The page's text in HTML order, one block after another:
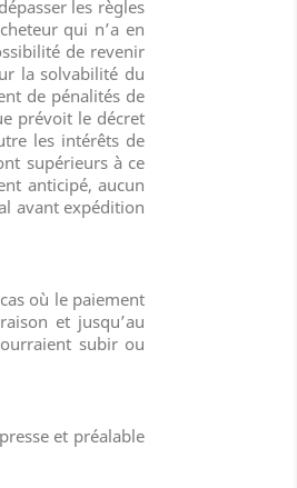
les règles
qui n’a en
de revenir
la solvabilité du
de pénalités de
prévoit le décret
les intérêts de
supérieurs à ce
anticipé, aucun
avant expédition
où le paiement
et jusqu’au
subir ou
et préalable